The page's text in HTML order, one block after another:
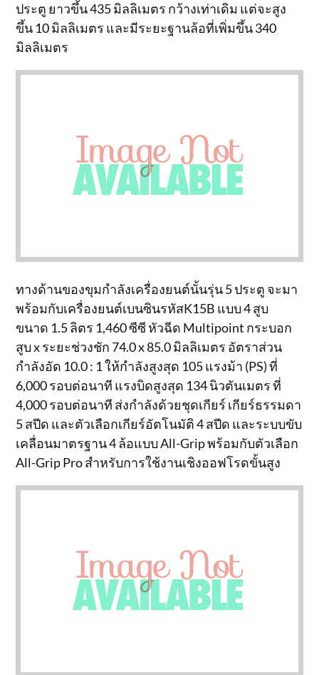
ประตู ยาวขึ้น 435 มิลลิเมตร กว้างเท่าเดิม แต่จะสูง
ขึ้น 10 มิลลิเมตร และมีระยะฐานล้อที่เพิ่มขึ้น 340
มิลลิเมตร
ทางด้านของขุมกำลังเครื่องยนต์นั้นรุ่น 5 ประตู จะมา
พร้อมกับเครื่องยนต์เบนซินรหัสK15B แบบ 4 สูบ
ขนาด 1.5 ลิตร 1,460 ซีซี หัวฉีด Multipoint กระบอก
สูบ x ระยะช่วงชัก 74.0 x 85.0 มิลลิเมตร อัตราส่วน
กำลังอัด 10.0 : 1 ให้กำลังสูงสุด 105 แรงม้า (PS) ที่
6,000 รอบต่อนาที แรงบิดสูงสุด 134 นิวตันเมตร ที่
4,000 รอบต่อนาที ส่งกำลังด้วยชุดเกียร์ เกียร์ธรรมดา
5 สปีด และตัวเลือกเกียร์อัตโนมัติ 4 สปีด และระบบขับ
เคลื่อนมาตรฐาน 4 ล้อแบบ All-Grip พร้อมกับตัวเลือก
All-Grip Pro สำหรับการใช้งานเชิงออฟโรดขั้นสูง